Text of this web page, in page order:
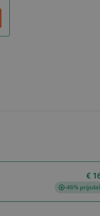
€
-46%